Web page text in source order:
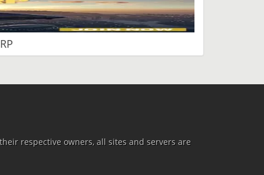
respective owners, all sites and servers are